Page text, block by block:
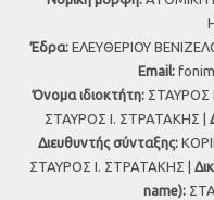
Έδρα: ΕΛΕΥΘΕΡΙΟΥ
Εmail:
Όνομα ιδιοκτήτη: ΣΤΑΥΡΟΣ
ΣΤΑΥΡΟΣ Ι. ΣΤΡΑΤΑΚΗΣ |
Διευθυντής σύνταξης:
ΣΤΑΥΡΟΣ Ι. ΣΤΡΑΤΑΚΗΣ |
name):